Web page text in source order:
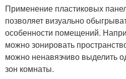
Применение пластиковых
позволяет визуально
особенности помещений.
можно зонировать
можно ненавязчиво выделить
зон комнаты.